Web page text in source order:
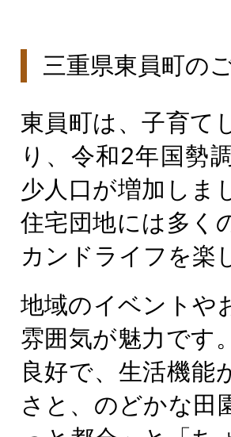
三重県東員町の
東員町は、子育て
り、令和2年国勢
少人口が増加しま
住宅団地には多く
カンドライフを楽
地域のイベントや
雰囲気が魅力です
良好で、生活機能
さと、のどかな田